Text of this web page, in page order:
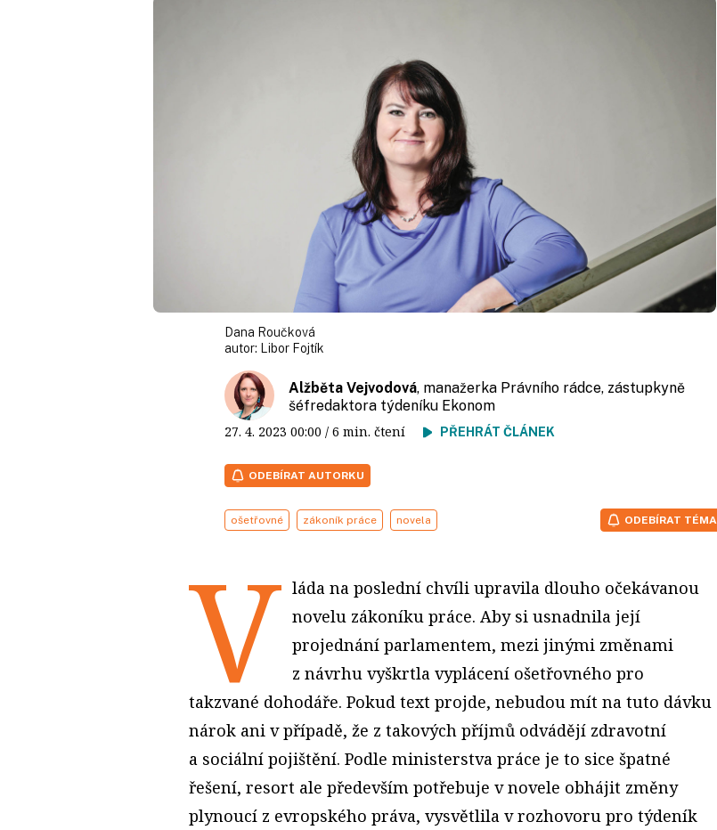
Dana Roučková
autor: Libor Fojtík
Alžběta Vejvodová, manažerka Právního rádce, zástupkyně
šéfredaktora týdeníku Ekonom
27. 4. 2023 00:00 / 6 min. čtení PŘEHRÁT ČLÁNEK
ODEBÍRAT AUTORKU
ošetřovné zákoník práce novela ODEBÍRAT TÉMA
V láda na poslední chvíli upravila dlouho očekávanou
novelu zákoníku práce. Aby si usnadnila její
projednání parlamentem, mezi jinými změnami
z návrhu vyškrtla vyplácení ošetřovného pro
takzvané dohodáře. Pokud text projde, nebudou mít na tuto dávku
nárok ani v případě, že z takových příjmů odvádějí zdravotní
a sociální pojištění. Podle ministerstva práce je to sice špatné
řešení, resort ale především potřebuje v novele obhájit změny
plynoucí z evropského práva, vysvětlila v rozhovoru pro týdeník